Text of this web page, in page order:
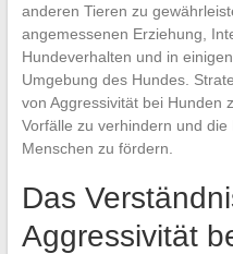
anderen Tieren zu
angemessenen Erziehung,
Hundeverhalten und in
Umgebung des Hundes.
von Aggressivität bei Hunden
Vorfälle zu verhindern und
Menschen zu fördern.
Das
Aggressivität